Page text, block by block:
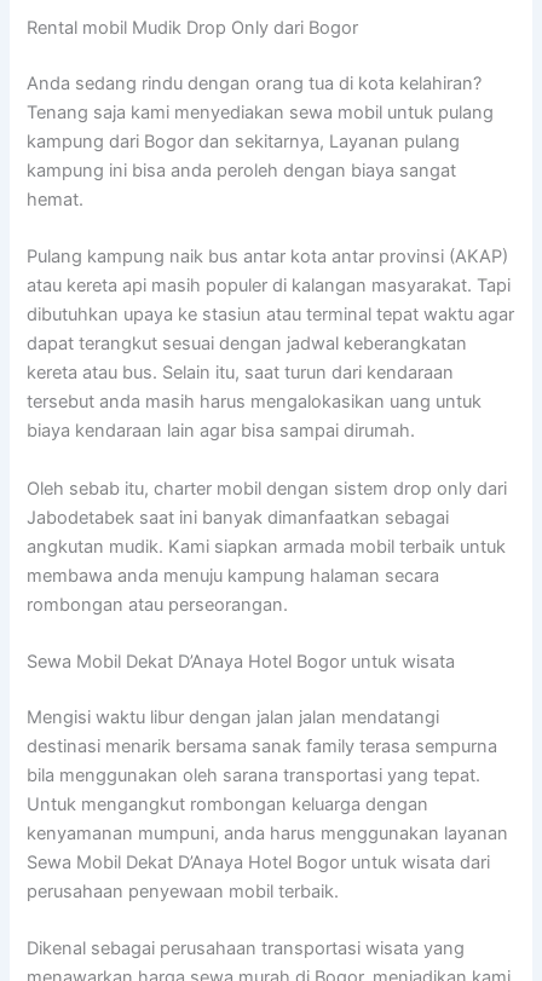
Rental mobil Mudik Drop Only dari Bogor
Anda sedang rindu dengan orang tua di kota kelahiran?
Tenang saja kami menyediakan sewa mobil untuk pulang
kampung dari Bogor dan sekitarnya, Layanan pulang
kampung ini bisa anda peroleh dengan biaya sangat
hemat.
Pulang kampung naik bus antar kota antar provinsi (AKAP)
atau kereta api masih populer di kalangan masyarakat. Tapi
dibutuhkan upaya ke stasiun atau terminal tepat waktu agar
dapat terangkut sesuai dengan jadwal keberangkatan
kereta atau bus. Selain itu, saat turun dari kendaraan
tersebut anda masih harus mengalokasikan uang untuk
biaya kendaraan lain agar bisa sampai dirumah.
Oleh sebab itu, charter mobil dengan sistem drop only dari
Jabodetabek saat ini banyak dimanfaatkan sebagai
angkutan mudik. Kami siapkan armada mobil terbaik untuk
membawa anda menuju kampung halaman secara
rombongan atau perseorangan.
Sewa Mobil Dekat D’Anaya Hotel Bogor untuk wisata
Mengisi waktu libur dengan jalan jalan mendatangi
destinasi menarik bersama sanak family terasa sempurna
bila menggunakan oleh sarana transportasi yang tepat.
Untuk mengangkut rombongan keluarga dengan
kenyamanan mumpuni, anda harus menggunakan layanan
Sewa Mobil Dekat D’Anaya Hotel Bogor untuk wisata dari
perusahaan penyewaan mobil terbaik.
Dikenal sebagai perusahaan transportasi wisata yang